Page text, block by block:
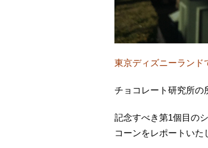
東京ディズニーランド
チョコレート研究所の
記念すべき第1個目の
コーンをレポートいた